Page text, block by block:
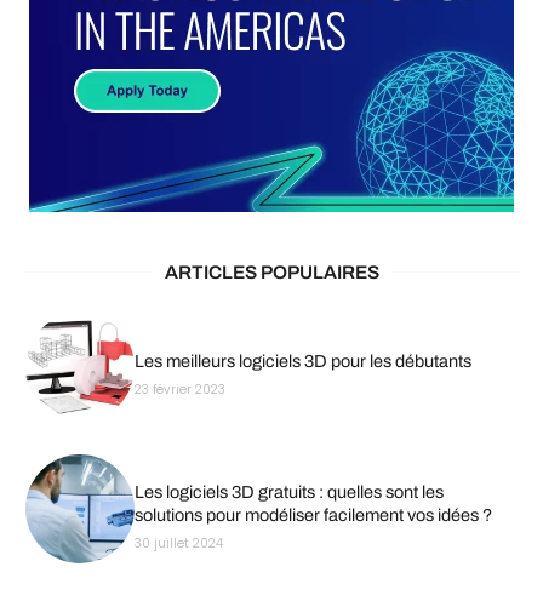
ARTICLES POPULAIRES
Les meilleurs logiciels 3D pour les débutants
23 février 2023
Les logiciels 3D gratuits : quelles sont les
solutions pour modéliser facilement vos idées ?
30 juillet 2024